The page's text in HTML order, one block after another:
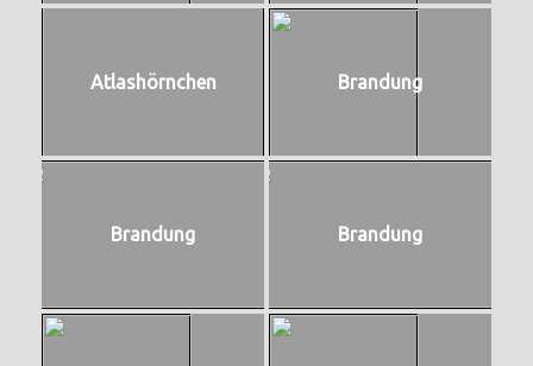
Atlashörnchen Brandung
Brandung Brandung